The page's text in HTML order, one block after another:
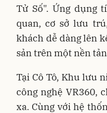
Tử Số". Ứng dụng
quan, cơ sở lưu
khách dễ dàng lên
sản trên một nền
Tại Cô Tô, Khu lưu
công nghệ VR360,
xa. Cùng với hệ